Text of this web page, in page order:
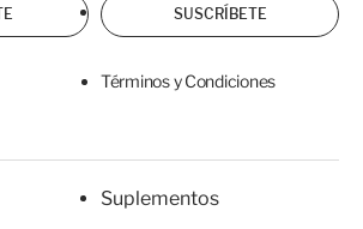
SUSCRÍBETE
Términos y Condiciones
Suplementos